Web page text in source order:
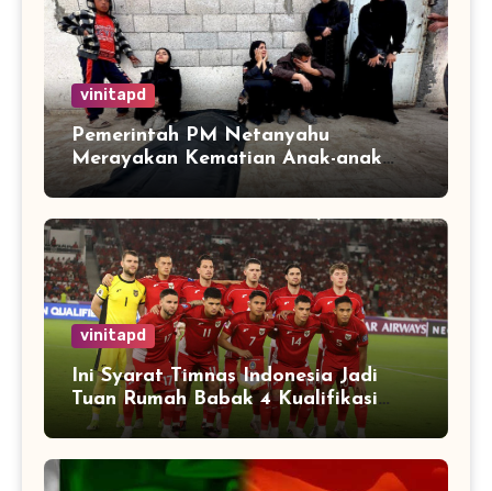
vinitapd
Pemerintah PM Netanyahu
Merayakan Kematian Anak-anak
Gaza
vinitapd
Ini Syarat Timnas Indonesia Jadi
Tuan Rumah Babak 4 Kualifikasi
Piala Dunia 2026